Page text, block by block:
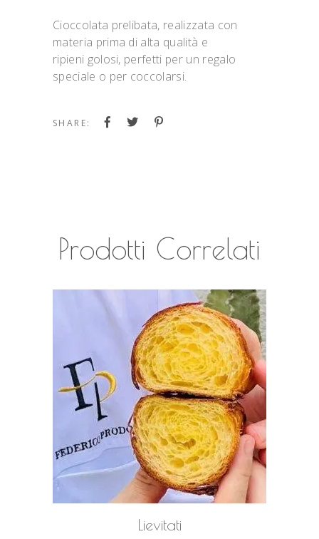
Cioccolata prelibata, realizzata con
materia prima di alta qualità e
ripieni golosi, perfetti per un regalo
speciale o per coccolarsi.
SHARE:
Prodotti Correlati
LEGGI TUTTO
Lievitati